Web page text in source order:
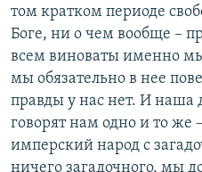
том кратком периоде
Боге, ни о чем вообще –
всем виноваты именно
мы обязательно в нее
правды у нас нет. И наша
говорят нам одно и то
имперский народ с
ничего загадочного, мы